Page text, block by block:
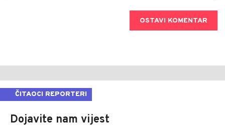
OSTAVI KOMENTAR
ČITAOCI REPORTERI
Dojavite nam vijest